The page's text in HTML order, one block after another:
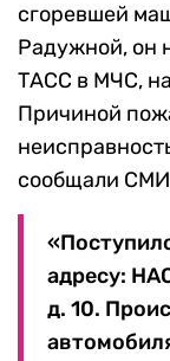
сгоревшей
Радужной, он
ТАСС в МЧС,
Причиной
сообщали
адресу:
д. 10.